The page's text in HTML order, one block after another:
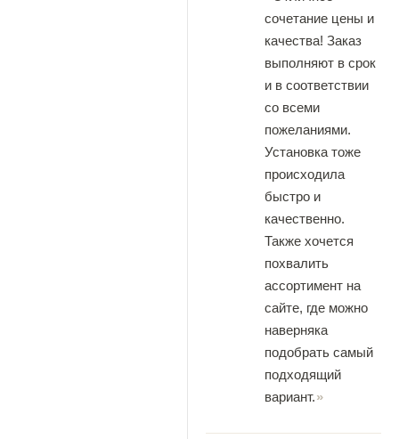
сочетание цены и
качества! Заказ
выполняют в срок
и в соответствии
со всеми
пожеланиями.
Установка тоже
происходила
быстро и
качественно.
Также хочется
похвалить
ассортимент на
сайте, где можно
наверняка
подобрать самый
подходящий
вариант.